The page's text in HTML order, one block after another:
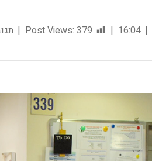
16:04
Post Views: 379